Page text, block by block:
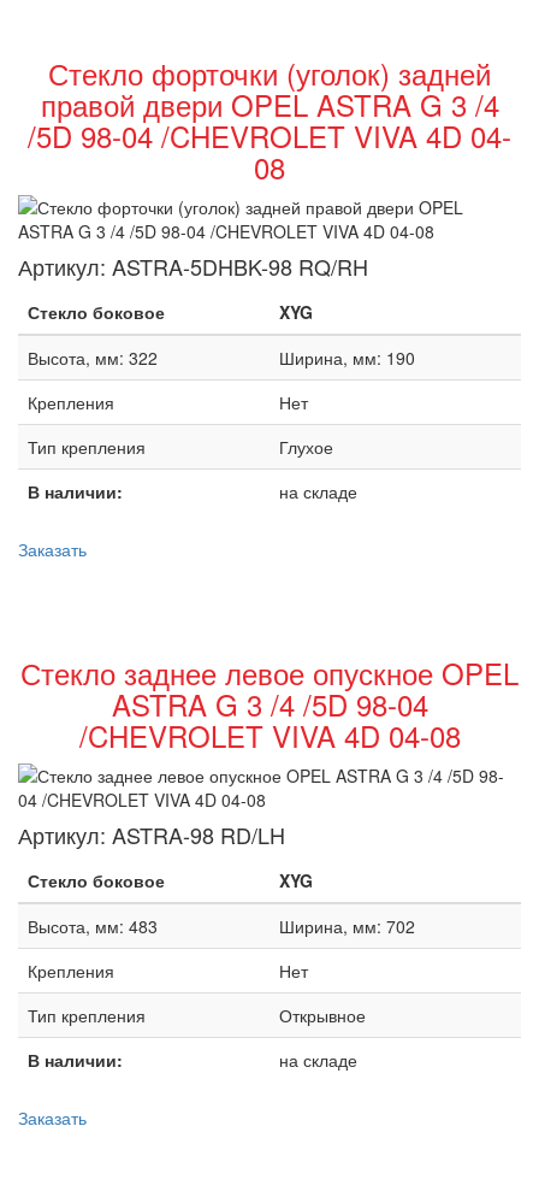
Стекло форточки (уголок) задней
правой двери OPEL ASTRA G 3 /4
/5D 98-04 /CHEVROLET VIVA 4D 04-
08
Артикул: ASTRA-5DHBK-98 RQ/RH
Стекло боковое
XYG
Высота, мм: 322
Ширина, мм: 190
Крепления
Нет
Тип крепления
Глухое
В наличии:
на складе
Заказать
Стекло заднее левое опускное OPEL
ASTRA G 3 /4 /5D 98-04
/CHEVROLET VIVA 4D 04-08
Артикул: ASTRA-98 RD/LH
Стекло боковое
XYG
Высота, мм: 483
Ширина, мм: 702
Крепления
Нет
Тип крепления
Открывное
В наличии:
на складе
Заказать